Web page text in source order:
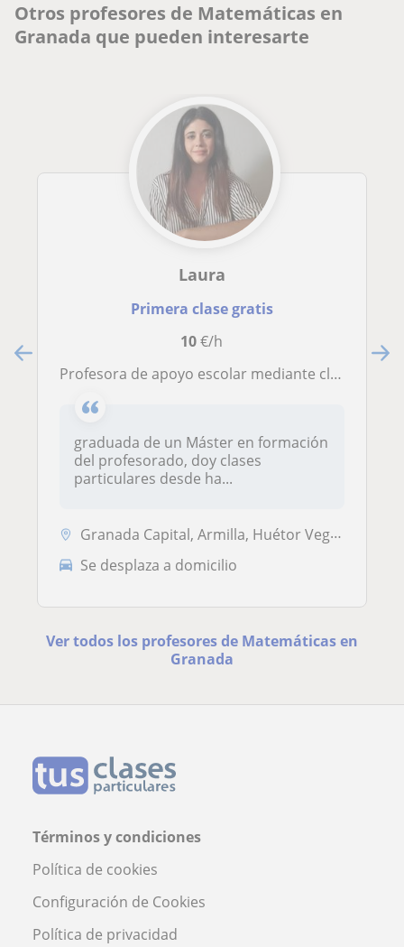
Otros profesores de Matemáticas en
Granada que pueden interesarte
Laura
Primera clase gratis
10€/h
profesora de apoyo escolar mediante clases presenciales
graduada de un Máster en formación
del profesorado, doy clases
particulares desde ha...
Granada Capital, Armilla, Huétor Vega, Maracena
Se desplaza a domicilio
Ver todos los profesores de Matemáticas en
Granada
Términos y condiciones
Política de cookies
Configuración de Cookies
Política de privacidad